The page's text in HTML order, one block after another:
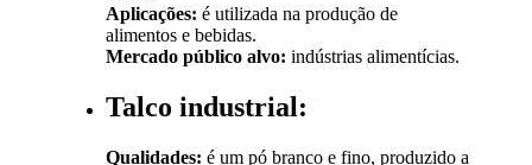
Aplicações: é utilizada na produção de
alimentos e bebidas.
Mercado público alvo: indústrias alimentícias.
Talco industrial:
Qualidades: é um pó branco e fino, produzido a